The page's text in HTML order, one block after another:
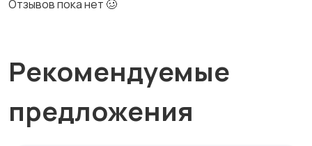
Отзывов пока нет 🥴
Рекомендуемые
предложения